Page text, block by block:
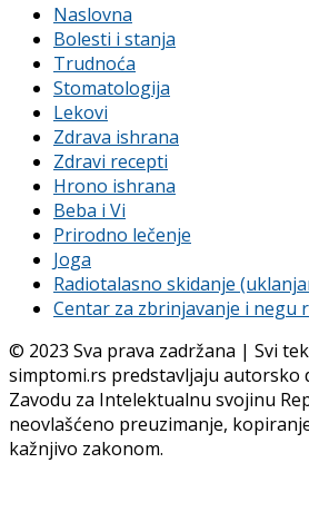
Naslovna
Bolesti i stanja
Trudnoća
Stomatologija
Lekovi
Zdrava ishrana
Zdravi recepti
Hrono ishrana
Beba i Vi
Prirodno lečenje
Joga
Radiotalasno skidanje
Centar za zbrinjavanje i negu
© 2023 Sva prava zadržana | Svi
simptomi.rs predstavljaju autorsko
Zavodu za Intelektualnu svojinu
neovlašćeno preuzimanje,
kažnjivo zakonom.